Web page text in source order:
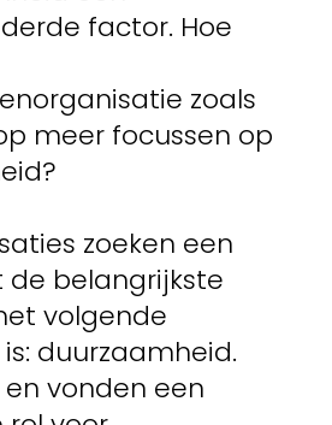
factor. Hoe
zoals
meer focussen op
zoeken een
belangrijkste
volgende
duurzaamheid.
vonden een